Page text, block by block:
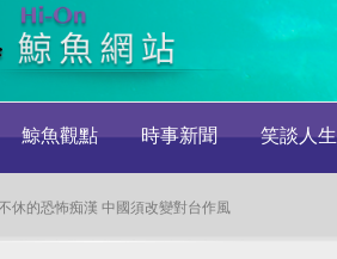
鯨魚觀點 時事新聞 笑談人生
休的恐怖痴漢 中國須改變對台作風